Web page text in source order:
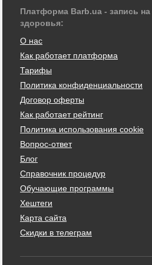
Платформа Barb.ua - запись
здоровья:
О нас
Как работает платформа
Тарифы
Политика конфиденциальности
Договор оферты
Как работает рейтинг
Политика использования cookie
Вопрос-ответ
Блог
Справочник процедур
Обучающие программы
Хештеги
Карта сайта
Скидки в телеграм